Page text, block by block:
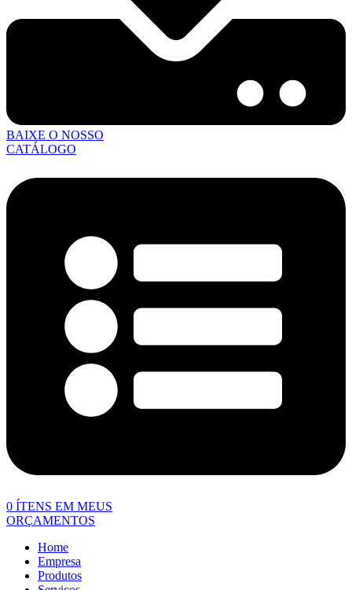
BAIXE O NOSSO
CATÁLOGO
0 ÍTENS EM MEUS
ORÇAMENTOS
Home
Empresa
Produtos